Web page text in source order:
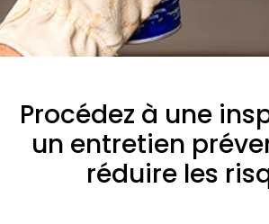
Procédez à une
un entretien
réduire les